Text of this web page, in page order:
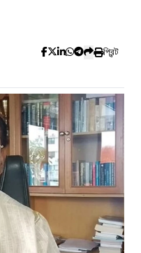
প্রিন্ট